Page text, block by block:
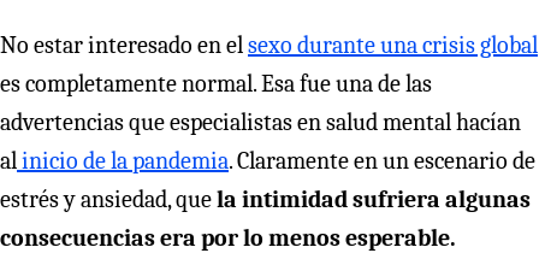
No estar interesado en elsexo durante una crisis global
es completamente normal. Esa fue una de las
advertencias que especialistas en salud mental hacían
alinicio de la pandemia. Claramente en un escenario de
estrés y ansiedad, quela intimidad sufriera algunas
consecuencias era por lo menos esperable.